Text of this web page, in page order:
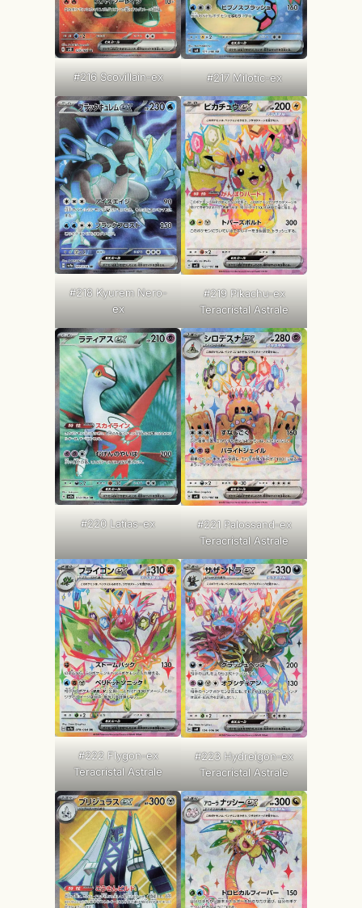
#216 Scovillain-ex #217 Milotic-ex
#218 Kyurem Nero-
ex
#219 Pikachu-ex
Teracristal Astrale
#220 Latias-ex
#221 Palossand-ex
Teracristal Astrale
#222 Flygon-ex
Teracristal Astrale
#223 Hydreigon-ex
Teracristal Astrale